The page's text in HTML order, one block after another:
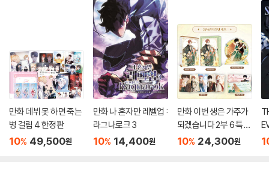
만화 데뷔 못 하면 죽는
병 걸림 4 한정판
10% 49,500원
만화 나 혼자만 레벨업 :
라그나로크 3
10% 14,400원
만화 이번 생은 가주가
되겠습니다 2부 6 특장
판 세트
10% 24,300원